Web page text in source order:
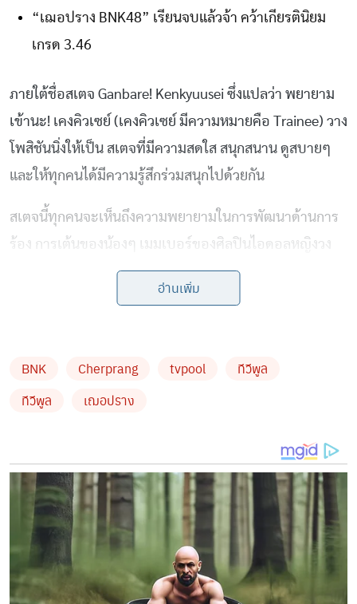
“เฌอปราง BNK48” เรียนจบแล้วจ้า คว้าเกียรตินิยม
เกรด 3.46
ภายใต้ชื่อสเตจ Ganbare! Kenkyuusei ซึ่งแปลว่า พยายาม
เข้านะ! เคงคิวเซย์ (เคงคิวเซย์ มีความหมายคือ Trainee) วาง
โพสิชันนิ่งให้เป็น สเตจที่มีความสดใส สนุกสนาน ดูสบายๆ
และให้ทุกคนได้มีความรู้สึกร่วมสนุกไปด้วยกัน
สเตจนี้ทุกคนจะเห็นถึงความพยายามในการพัฒนาด้านการ
ร้อง การเต้นของน้องๆ เมมเบอร์ของศิลปินไอดอลหญิงวง
BNK48 รุ่นที่ 3 จำนวน 16 เมมเบอร์ อาทิ แพนเค้ก , โยเกิร์ต
, แพมแพม, ปาเอญ่า . โมเน่ต์ , ยาหยี , เฟม , พิม , ป๊อป
ความหมายของเสตจนี้จะขยายถึงความไม่ยอมแพ้ ก้าวต่อไป
ในทุกๆวัน ซึ่ง 16 เมมเบอร์มีความกระตือรือร้น ฝึกซ้อม
อย่างหนัก มีความตั้งใจสูงในการแสดงโชว์ครั้งนี้ให้ออกมาดี
อ่านเพิ่ม
BNK Cherprang tvpool
ทีวีพูล
ทีวีพูล
เฌอปราง